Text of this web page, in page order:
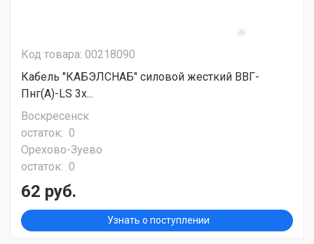
Код товара: 00218090
Кабель "КАБЭЛСНАБ" силовой жесткий ВВГ-
Пнг(А)-LS 3х...
Воскресенск
остаток: 0
Орехово-Зуево
остаток: 0
62 руб.
Узнать о поступлении